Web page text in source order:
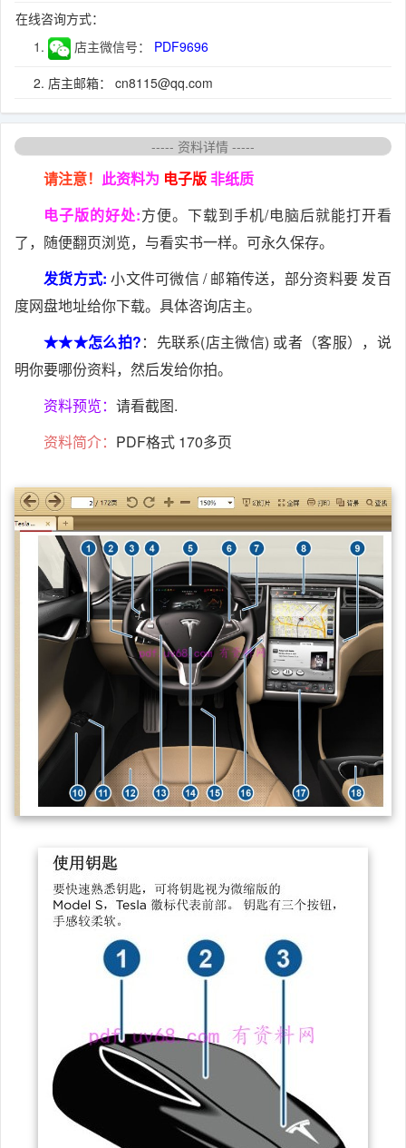
在线咨询方式：
1.
店主微信号：
PDF9696
2. 店主邮箱： cn8115@qq.com
----- 资料详情 -----
请注意！ 此资料为 电子版非纸质
电子版的好处:方便。下载到手机/电脑后就能打开看
了，随便翻页浏览，与看实书一样。可永久保存。
发货方式: 小文件可微信 / 邮箱传送，部分资料要 发百
度网盘地址给你下载。具体咨询店主。
★★★怎么拍?：先联系(店主微信) 或者（客服），说
明你要哪份资料，然后发给你拍。
资料预览： 请看截图.
资料简介： PDF格式 170多页